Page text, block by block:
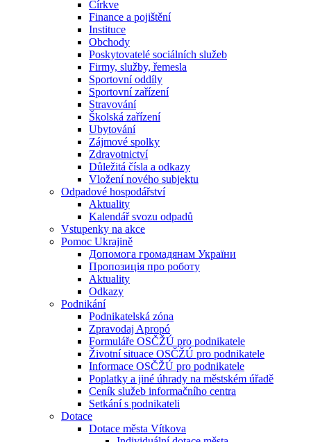
Církve
Finance a pojištění
Instituce
Obchody
Poskytovatelé sociálních služeb
Firmy, služby, řemesla
Sportovní oddíly
Sportovní zařízení
Stravování
Školská zařízení
Ubytování
Zájmové spolky
Zdravotnictví
Důležitá čísla a odkazy
Vložení nového subjektu
Odpadové hospodářství
Aktuality
Kalendář svozu odpadů
Vstupenky na akce
Pomoc Ukrajině
Допомога громадянам України
Пропозиція про роботу
Aktuality
Odkazy
Podnikání
Podnikatelská zóna
Zpravodaj Apropó
Formuláře OSČŽÚ pro podnikatele
Životní situace OSČŽÚ pro podnikatele
Informace OSČŽÚ pro podnikatele
Poplatky a jiné úhrady na městském úřadě
Ceník služeb informačního centra
Setkání s podnikateli
Dotace
Dotace města Vítkova